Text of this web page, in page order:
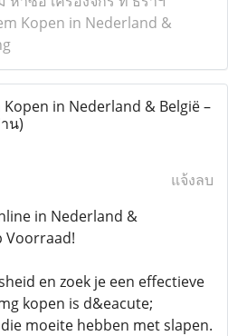
Kopen in Nederland &
in Nederland & België –
น)
แจ้งลบ
in Nederland &
Voorraad!
en zoek je een effectieve
kopen is d&eacute;
moeite hebben met slapen.